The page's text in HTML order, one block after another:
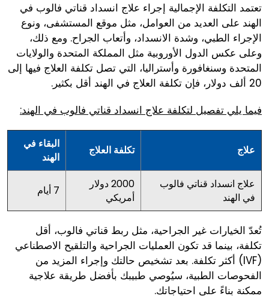
تعتمد التكلفة الإجمالية إجراء علاج انسداد قناتي فالوب في
الهند على العديد من العوامل، مثل موقع المستشفى، ونوع
الإجراء الطبي، وشدة الانسداد، وأتعاب الجراح. ومع ذلك،
وعلى عكس الدول الأوروبية مثل المملكة المتحدة والولايات
المتحدة وسنغافورة وأستراليا، التي تصل تكلفة العلاج فيها إلى
20 ألف دولار، فإن تكلفة العلاج في الهند أقل بكثير.
فيما يلي تفصيل لتكلفة علاج انسداد قناتي فالوب في الهند:
علاج تكلفة العلاج
البقاء في
الهند
علاج انسداد قناتي فالوب
في الهند
2000 دولار
أمريكي
7 أيام
تُعدّ الخيارات غير الجراحية، مثل ربط قناتي فالوب، أقل
تكلفة، بينما قد تكون العمليات الجراحية والتلقيح الاصطناعي
(IVF) أكثر تكلفة. بعد تشخيص حالتك وإجراء المزيد من
الفحوصات الطبية، سيُوصي طبيبك بأفضل طريقة علاجية
ممكنة بناءً على احتياجاتك.